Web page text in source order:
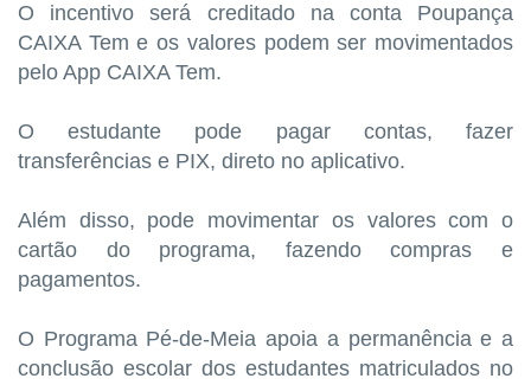
O incentivo será creditado na conta Poupança
CAIXA Tem e os valores podem ser movimentados
pelo App CAIXA Tem.
O estudante pode pagar contas, fazer
transferências e PIX, direto no aplicativo.
Além disso, pode movimentar os valores com o
cartão do programa, fazendo compras e
pagamentos.
O Programa Pé-de-Meia apoia a permanência e a
conclusão escolar dos estudantes matriculados no